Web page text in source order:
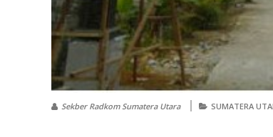
Sekber Radkom Sumatera Utara SUMATERA